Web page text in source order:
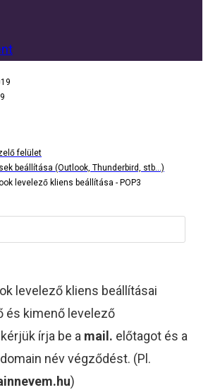
felület
beállítása (Outlook, Thunderbird, stb...)
levelező kliens beállítása - POP3
levelező kliens beállításai
és kimenő levelező
írja be a mail. előtagot és a
név végződést. (Pl.
)